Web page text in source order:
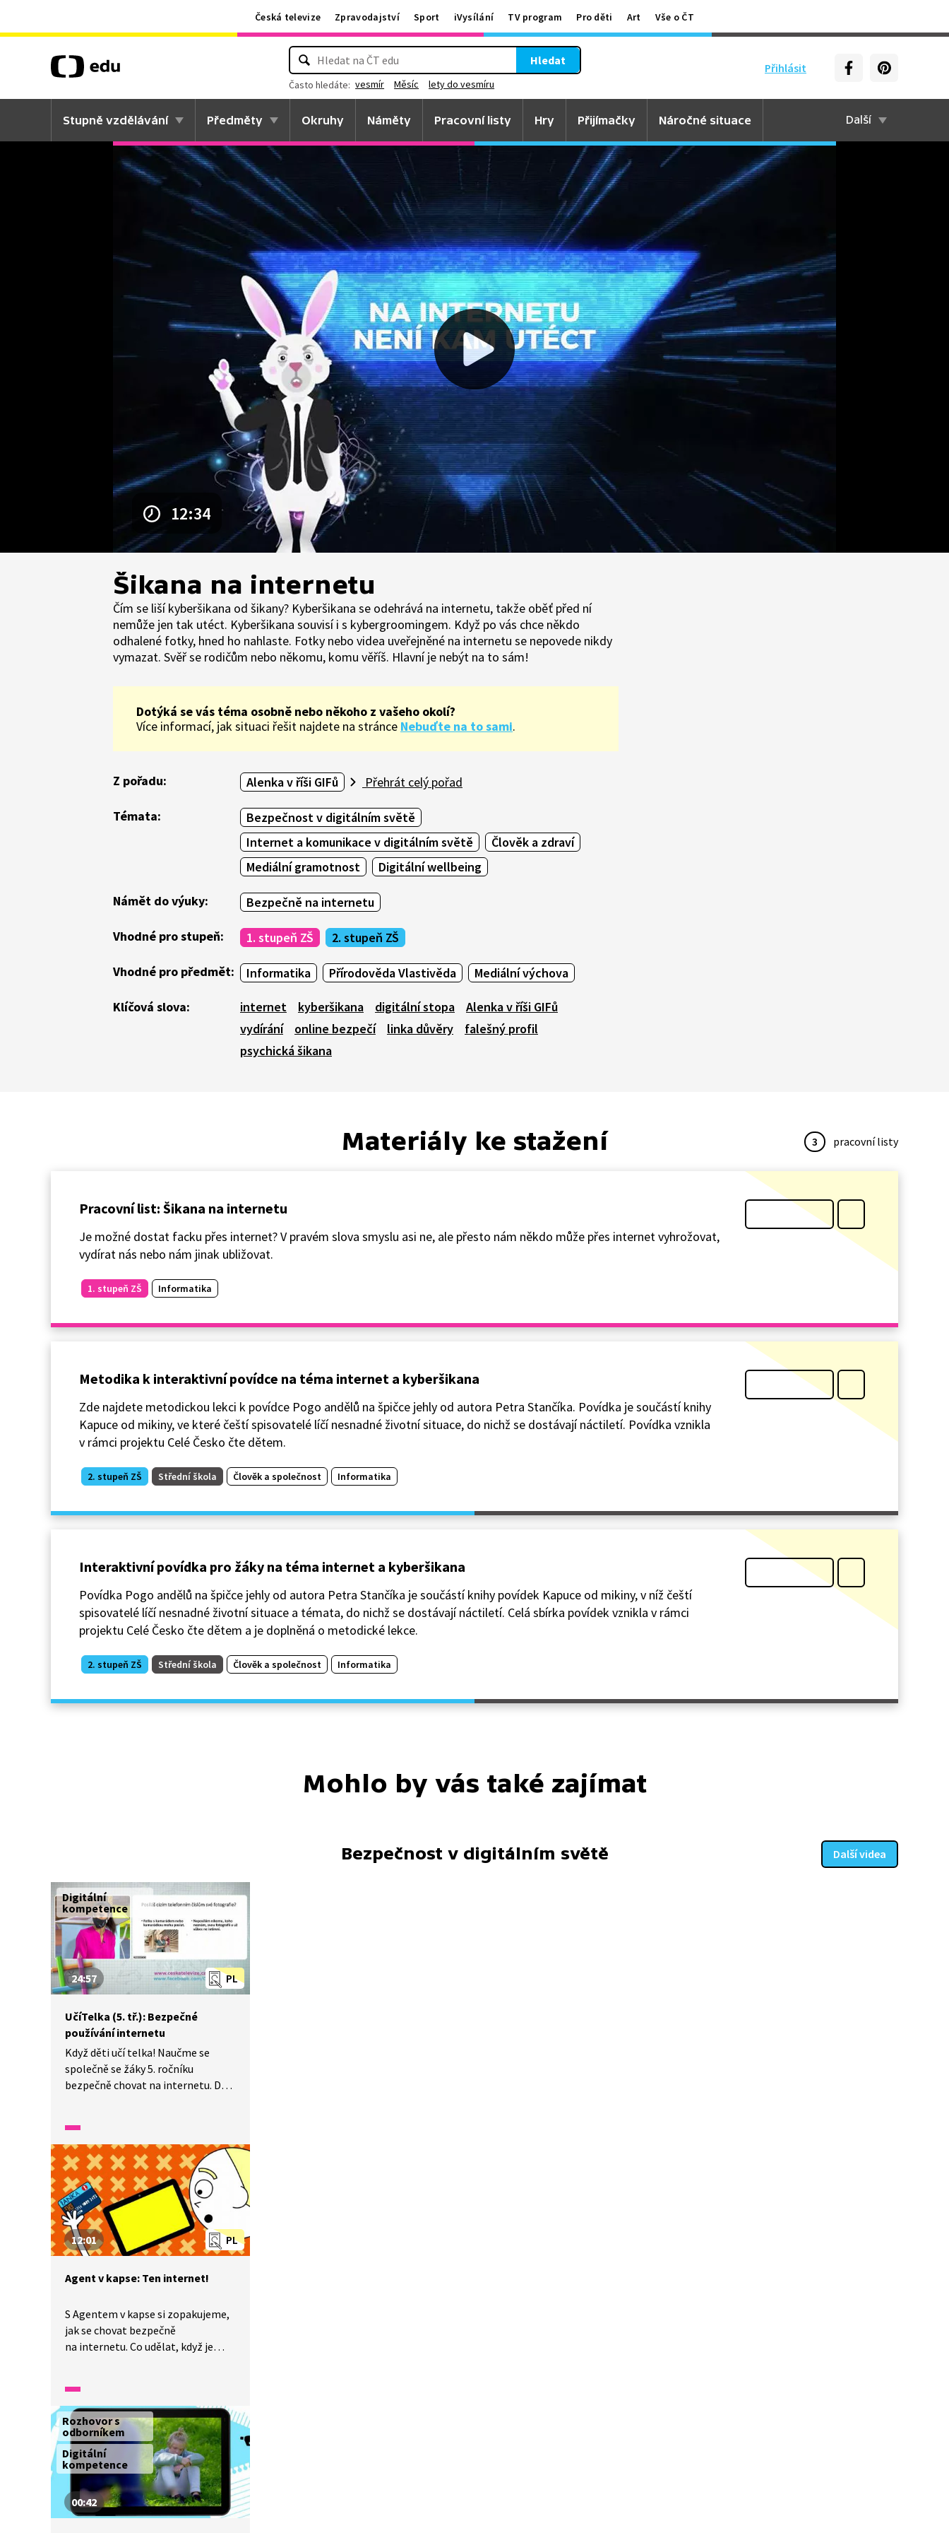
Česká televize Zpravodajství Sport iVysílání TV program Pro děti Art Vše o ČT
Přihlásit
Hledat
Často hledáte: vesmír Měsíc lety do vesmíru
Stupně vzdělávání Předměty Okruhy Náměty Pracovní listy Hry Přijímačky Náročné situace Další
12:34
Šikana na internetu
Čím se liší kyberšikana od šikany? Kyberšikana se odehrává na internetu, takže oběť před ní
nemůže jen tak utéct. Kyberšikana souvisí i s kybergroomingem. Když po vás chce někdo
odhalené fotky, hned ho nahlaste. Fotky nebo videa uveřejněné na internetu se nepovede nikdy
vymazat. Svěř se rodičům nebo někomu, komu věříš. Hlavní je nebýt na to sám!
Dotýká se vás téma osobně nebo někoho z vašeho okolí?
Více informací, jak situaci řešit najdete na stránce Nebuďte na to sami.
Z pořadu: Alenka v říši GIFů Přehrát celý pořad
Témata:
Bezpečnost v digitálním světě
Internet a komunikace v digitálním světě
Člověk a zdraví
Mediální gramotnost
Digitální wellbeing
Námět do výuky: Bezpečně na internetu
Vhodné pro stupeň: 1. stupeň ZŠ 2. stupeň ZŠ
Vhodné pro předmět: Informatika Přírodověda Vlastivěda Mediální výchova
Klíčová slova: internet kyberšikana digitální stopa
Alenka v říši GIFů
vydírání
online bezpečí linka důvěry
falešný profil
psychická šikana
Materiály ke stažení 3 pracovní listy
Pracovní list: Šikana na internetu
Je možné dostat facku přes internet? V pravém slova smyslu asi ne, ale přesto nám někdo může přes internet vyhrožovat,
vydírat nás nebo nám jinak ubližovat.
1. stupeň ZŠ Informatika
Metodika k interaktivní povídce na téma internet a kyberšikana
Zde najdete metodickou lekci k povídce Pogo andělů na špičce jehly od autora Petra Stančíka. Povídka je součástí knihy
Kapuce od mikiny, ve které čeští spisovatelé líčí nesnadné životní situace, do nichž se dostávají náctiletí. Povídka vznikla
v rámci projektu Celé Česko čte dětem.
2. stupeň ZŠ Střední škola Člověk a společnost Informatika
Interaktivní povídka pro žáky na téma internet a kyberšikana
Povídka Pogo andělů na špičce jehly od autora Petra Stančíka je součástí knihy povídek Kapuce od mikiny, v níž čeští
spisovatelé líčí nesnadné životní situace a témata, do nichž se dostávají náctiletí. Celá sbírka povídek vznikla v rámci
projektu Celé Česko čte dětem a je doplněná o metodické lekce.
2. stupeň ZŠ Střední škola Člověk a společnost Informatika
Mohlo by vás také zajímat
Bezpečnost v digitálním světě Další videa
Digitální
kompetence
PL
24:57
UčíTelka (5. tř.): Bezpečné
používání internetu
Když děti učí telka! Naučme se
společně se žáky 5. ročníku
bezpečně chovat na internetu. Děti
v pravdivost všech informací
uveřejněných na internetu? Co je
to digitální stopa?
PL
12:01
Agent v kapse: Ten internet!
S Agentem v kapse si zopakujeme,
jak se chovat bezpečně
na internetu. Co udělat, když je
když jsem podle internetu vyhrál
soutěž a mám odeslat někam své
osobní údaje?
Rozhovor s
odborníkem
Digitální
kompetence
00:42